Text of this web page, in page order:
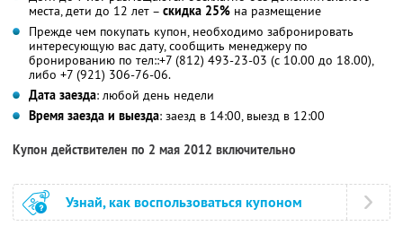
места, дети до 12 лет – скидка 25% на размещение
Прежде чем покупать купон, необходимо забронировать
интересующую вас дату, сообщить менеджеру по
бронированию по тел::+7 (812) 493-23-03 (с 10.00 до 18.00),
либо +7 (921) 306-76-06.
Дата заезда: любой день недели
Время заезда и выезда: заезд в 14:00, выезд в 12:00
Купон действителен по 2 мая 2012 включительно
Узнай, как воспользоваться купоном